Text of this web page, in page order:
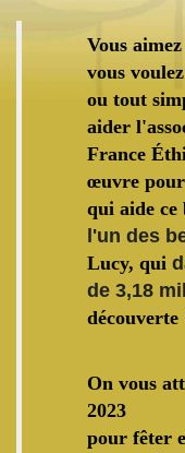
Vous
vous
ou tout
aider
France
œuvre pour
qui aide ce
l'un des
Lucy, qui
de 3,18
découverte
On vous
2023
pour fêter